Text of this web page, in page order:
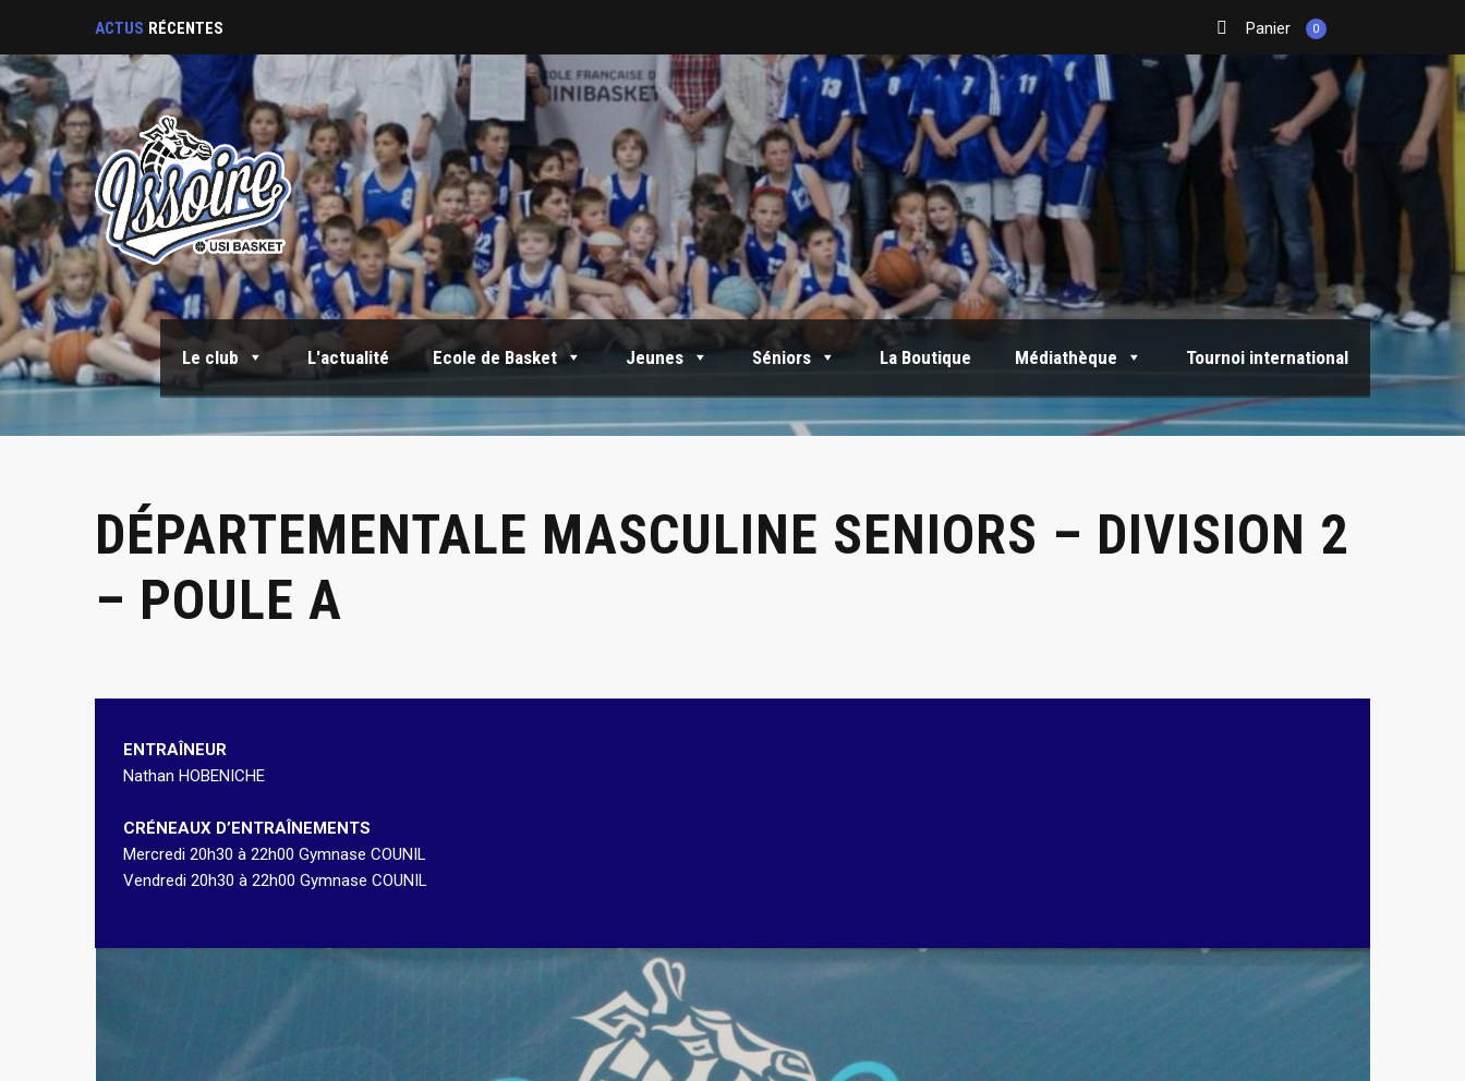
ACTUS RÉCENTES Panier 0
Le club L'actualité Ecole de Basket Jeunes Séniors La Boutique Médiathèque Tournoi international
DÉPARTEMENTALE MASCULINE SENIORS – DIVISION 2
– POULE A
ENTRAÎNEUR
Nathan HOBENICHE
CRÉNEAUX D’ENTRAÎNEMENTS
Mercredi 20h30 à 22h00 Gymnase COUNIL
Vendredi 20h30 à 22h00 Gymnase COUNIL